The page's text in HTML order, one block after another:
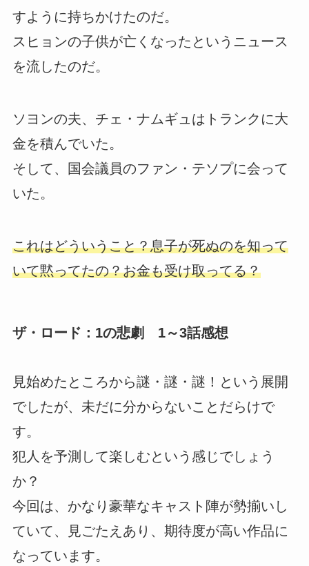
すように持ちかけたのだ。
スヒョンの子供が亡くなったというニュース
を流したのだ。
ソヨンの夫、チェ・ナムギュはトランクに大
金を積んでいた。
そして、国会議員のファン・テソプに会って
いた。
これはどういうこと？息子が死ぬのを知って
いて黙ってたの？お金も受け取ってる？
ザ・ロード：1の悲劇 1～3話感想
見始めたところから謎・謎・謎！という展開
でしたが、未だに分からないことだらけで
す。
犯人を予測して楽しむという感じでしょう
か？
今回は、かなり豪華なキャスト陣が勢揃いし
ていて、見ごたえあり、期待度が高い作品に
なっています。